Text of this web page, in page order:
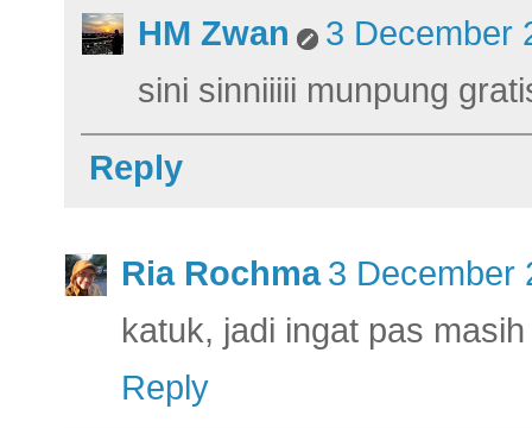
HM Zwan
3 December
sini sinniiiii munpung
Reply
Ria Rochma 3 December
katuk, jadi ingat pas
Reply